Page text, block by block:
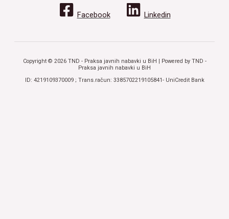
Facebook Linkedin
Copyright © 2026 TND - Praksa javnih nabavki u BiH | Powered by TND -
Praksa javnih nabavki u BiH
ID: 4219109370009 ; Trans.račun: 3385702219105841- UniCredit Bank